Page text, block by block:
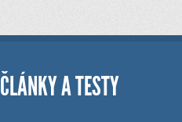
ČLÁNKY A TESTY